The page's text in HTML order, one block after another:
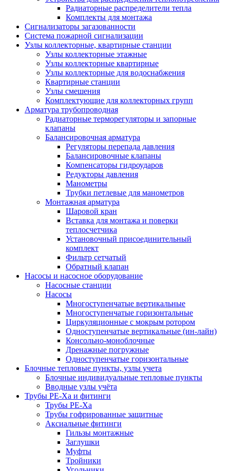
Радиаторные распределители тепла
Комплекты для монтажа
Сигнализаторы загазованности
Система пожарной сигнализации
Узлы коллекторные, квартирные станции
Узлы коллекторные этажные
Узлы коллекторные квартирные
Узлы коллекторные для водоснабжения
Квартирные станции
Узлы смешения
Комплектующие для коллекторных групп
Арматура трубопроводная
Радиаторные терморегуляторы и запорные
клапаны
Балансировочная арматура
Регуляторы перепада давления
Балансировочные клапаны
Компенсаторы гидроударов
Редукторы давления
Манометры
Трубки петлевые для манометров
Монтажная арматура
Шаровой кран
Вставка для монтажа и поверки
теплосчетчика
Установочный присоединительный
комплект
Фильтр сетчатый
Обратный клапан
Насосы и насосное оборудование
Насосные станции
Насосы
Многоступенчатые вертикальные
Многоступенчатые горизонтальные
Циркуляционные с мокрым ротором
Одноступенчатые вертикальные (ин-лайн)
Консольно-моноблочные
Дренажные погружные
Одноступенчатые горизонтальные
Блочные тепловые пункты, узлы учета
Блочные индивидуальные тепловые пункты
Вводные узлы учёта
Трубы РЕ-Ха и фитинги
Трубы РЕ-Ха
Трубы гофрированные защитные
Аксиальные фитинги
Гильзы монтажные
Заглушки
Муфты
Тройники